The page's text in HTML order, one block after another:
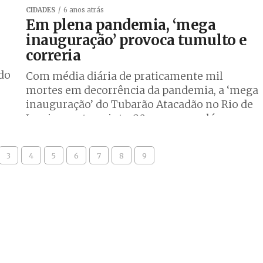
CIDADES 6 anos atrás
Em plena pandemia, ‘mega
inauguração’ provoca tumulto e
correria
Com média diária de praticamente mil
mortes em decorrência da pandemia, a ‘mega
inauguração’ do Tubarão Atacadão no Rio de
Janeiro nesta quinta, 20, provocou além...
3 4 5 6 7 8 9